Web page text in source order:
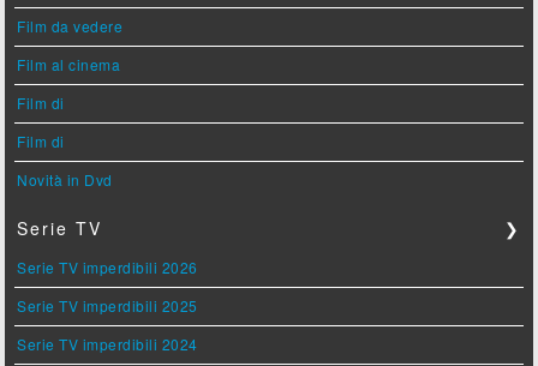
Film da vedere
Film al cinema
Film di
Film di
Novità in Dvd
Serie TV ❯
Serie TV imperdibili 2026
Serie TV imperdibili 2025
Serie TV imperdibili 2024